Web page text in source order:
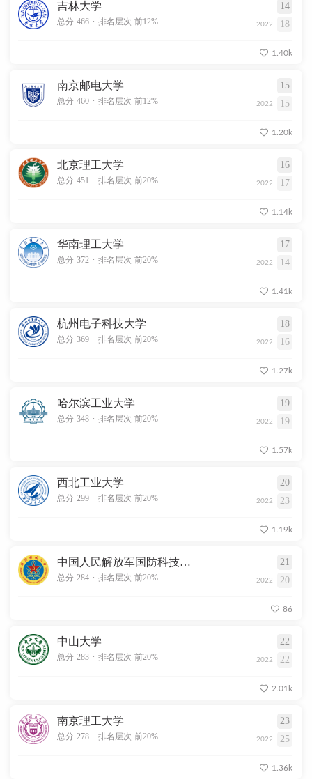
吉林大学 14
总分 466 . 排名层次 前12% 2022 18
1.40k
南京邮电大学 15
总分 460 . 排名层次 前12% 2022 15
1.20k
北京理工大学 16
总分 451 . 排名层次 前20% 2022 17
1.14k
华南理工大学 17
总分 372 . 排名层次 前20% 2022 14
1.41k
杭州电子科技大学 18
总分 369 . 排名层次 前20% 2022 16
1.27k
哈尔滨工业大学 19
总分 348 . 排名层次 前20% 2022 19
1.57k
西北工业大学 20
总分 299 . 排名层次 前20% 2022 23
1.19k
中国人民解放军国防科技大学 21
总分 284 . 排名层次 前20% 2022 20
86
中山大学 22
总分 283 . 排名层次 前20% 2022 22
2.01k
南京理工大学 23
总分 278 . 排名层次 前20% 2022 25
1.36k